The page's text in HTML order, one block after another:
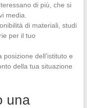
di più, che si
media.
di materiali, studi
per il tuo
posizione dell’istituto e
della tua situazione
una